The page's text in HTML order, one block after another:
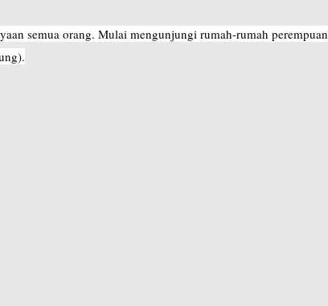
semua orang. Mulai mengunjungi rumah-rumah perempuan